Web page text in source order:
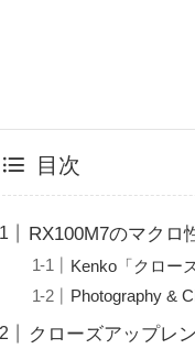
目次
RX100M7のマクロ
Kenko「クロー
Photography &
クローズアップレ